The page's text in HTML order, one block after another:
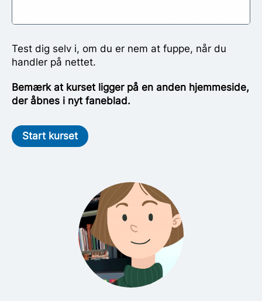
Test dig selv i, om du er nem at fuppe, når du
handler på nettet.
Bemærk at kurset ligger på en anden hjemmeside,
der åbnes i nyt faneblad.
Start kurset